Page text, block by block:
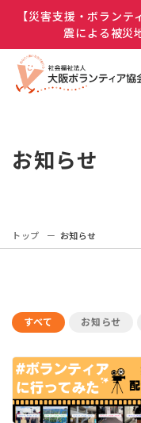
【災害支援・ボラン
震による被災
お知らせ
トップ お知らせ
すべて お知らせ